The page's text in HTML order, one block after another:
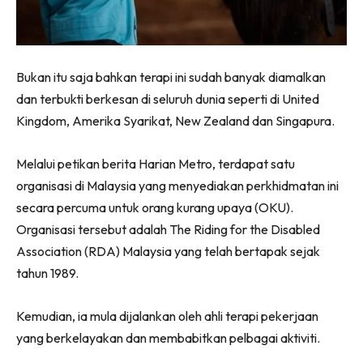
Bukan itu saja bahkan terapi ini sudah banyak diamalkan
dan terbukti berkesan di seluruh dunia seperti di United
Kingdom, Amerika Syarikat, New Zealand dan Singapura.
Melalui petikan berita Harian Metro, terdapat satu
organisasi di Malaysia yang menyediakan perkhidmatan ini
secara percuma untuk orang kurang upaya (OKU).
Organisasi tersebut adalah The Riding for the Disabled
Association (RDA) Malaysia yang telah bertapak sejak
tahun 1989.
Kemudian, ia mula dijalankan oleh ahli terapi pekerjaan
yang berkelayakan dan membabitkan pelbagai aktiviti.